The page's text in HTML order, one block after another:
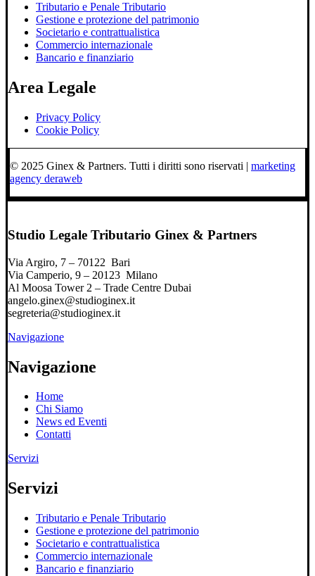
Tributario e Penale Tributario
Gestione e protezione del patrimonio
Societario e contrattualistica
Commercio internazionale
Bancario e finanziario
Area Legale
Privacy Policy
Cookie Policy
© 2025 Ginex & Partners. Tutti i diritti sono riservati | marketing
agency deraweb
Studio Legale Tributario Ginex & Partners
Via Argiro, 7 – 70122 Bari
Via Camperio, 9 – 20123 Milano
Al Moosa Tower 2 – Trade Centre Dubai
angelo.ginex@studioginex.it
segreteria@studioginex.it
Navigazione
Navigazione
Home
Chi Siamo
News ed Eventi
Contatti
Servizi
Servizi
Tributario e Penale Tributario
Gestione e protezione del patrimonio
Societario e contrattualistica
Commercio internazionale
Bancario e finanziario